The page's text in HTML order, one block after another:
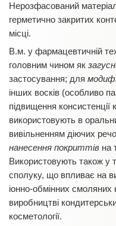
Нерозфасований
герметично закритих
місці.
В.м. у фармацевтичній
головним чином як
застосування; для
інших восків (особливо
підвищення
використовують в
вивільненням діючих
нанесення покриттів на
Використовують також у
сполуку, що впливає на
іонно-обмінних
виробництві
косметології.